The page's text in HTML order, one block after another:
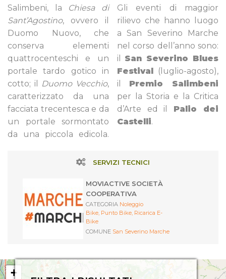
Salimbeni, la
Chiesa di
Sant’Agostino, ovvero il
Duomo Nuovo, che
conserva elementi
quattrocenteschi e un
portale tardo gotico in
cotto; il
Duomo Vecchio,
caratterizzato da una
facciata trecentesca e da
un portale sormontato
da una piccola edicola.
Gli eventi di maggior
rilievo che hanno luogo
a San Severino Marche
nel corso dell’anno sono:
il San Severino Blues
Festival (luglio-agosto),
il Premio Salimbeni
per la Storia e la Critica
d’Arte ed il Palio dei
Castelli.
SERVIZI TECNICI
MOVIACTIVE SOCIETÀ
COOPERATIVA
CATEGORIA Noleggio
Bike, Punto Bike, Ricarica E-
Bike
COMUNE San Severino Marche
+